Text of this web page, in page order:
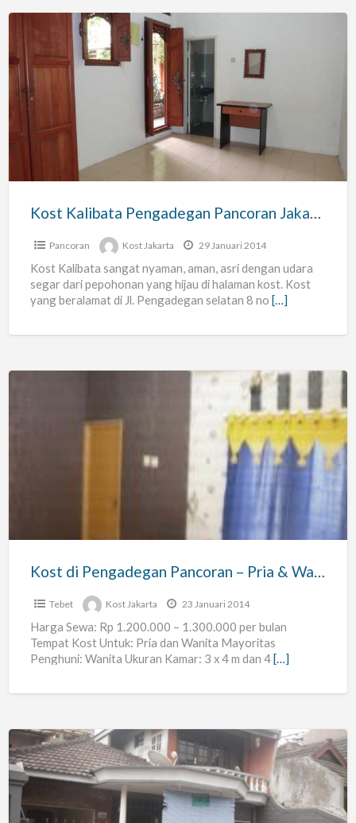
Kost
Kalibata
Pengadegan
Pancoran
Jakarta
Kost Kalibata Pengadegan Pancoran Jakarta Selatan
Pancoran Kost Jakarta 29 Januari 2014
Kost Kalibata sangat nyaman, aman, asri dengan udara
segar dari pepohonan yang hijau di halaman kost. Kost
yang beralamat di Jl. Pengadegan selatan 8 no […]
&
Kost di Pengadegan Pancoran – Pria & Wanita
Tebet Kost Jakarta 23 Januari 2014
Harga Sewa: Rp 1.200.000 – 1.300.000 per bulan
Tempat Kost Untuk: Pria dan Wanita Mayoritas
Penghuni: Wanita Ukuran Kamar: 3 x 4 m dan 4[…]
Kost
Strategis
untuk